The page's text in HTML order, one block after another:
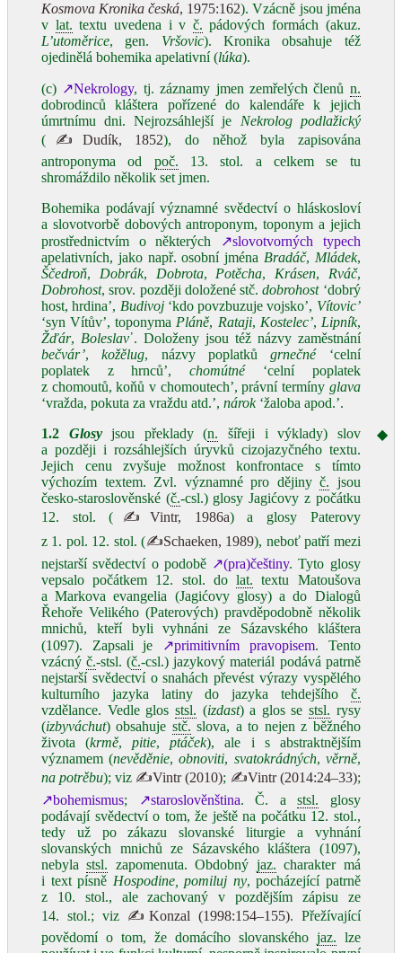
Kosmova Kronika česká, 1975:162). Vzácně jsou jména
v lat. textu uvedena i v č. pádových formách (akuz.
L’utoměrice, gen. Vršovic). Kronika obsahuje též
ojedinělá bohemika apelativní (lúka).
(c) ↗Nekrology, tj. záznamy jmen zemřelých členů n.
dobrodinců kláštera pořízené do kalendáře k jejich
úmrtnímu dni. Nejrozsáhlejší je Nekrolog podlažický
( ✍Dudík, 1852), do něhož byla zapisována
antroponyma od poč. 13. stol. a celkem se tu
shromáždilo několik set jmen.
Bohemika podávají významné svědectví o hláskosloví
a slovotvorbě dobových antroponym, toponym a jejich
prostřednictvím o některých
↗slovotvorných typech
apelativních, jako např. osobní jména Bradáč, Mládek,
Ščedroň, Dobrák, Dobrota, Potěcha, Krásen, Rváč,
Dobrohost, srov. později doložené stč.dobrohost‘dobrý
host, hrdina’, Budivoj‘kdo povzbuzuje vojsko’, Vítovic’
‘syn Vítův’, toponyma Pláně, Rataji, Kostelec’, Lipník,
Žďár, Boleslav᾽. Doloženy jsou též názvy zaměstnání
bečvár’,kožělug, názvy poplatkůgrnečné‘celní
poplatek z hrnců’,chomútné‘celní poplatek
z chomoutů, koňů v chomoutech’, právní termíny glava
‘vražda, pokuta za vraždu atd.’, nárok‘žaloba apod.’.
1.2
Glosyjsou překlady (n. šířeji i výklady) slov
a později i rozsáhlejších úryvků cizojazyčného textu.
Jejich cenu zvyšuje možnost konfrontace s tímto
výchozím textem. Zvl. významné pro dějinyč. jsou
česko‑staroslověnské (č.‑csl.) glosy Jagićovy z počátku
12. stol. ( ✍Vintr, 1986a) a glosy Paterovy
z 1. pol. 12. stol. (✍Schaeken, 1989), neboť patří mezi
nejstarší svědectví o podobě ↗(pra)češtiny. Tyto glosy
vepsalo počátkem 12. stol. dolat. textu Matoušova
a Markova evangelia (Jagićovy glosy) a do Dialogů
Řehoře Velikého (Paterových) pravděpodobně několik
mnichů, kteří byli vyhnáni ze Sázavského kláštera
(1097). Zapsali je
↗primitivním pravopisem. Tento
vzácnýč.‑stsl. (č.‑csl.) jazykový materiál podává patrně
nejstarší svědectví o snahách převést výrazy vyspělého
kulturního jazyka latiny do jazyka tehdejšího č.
vzdělance. Vedle glos stsl. (izdast) a glos sestsl. rysy
(izbyváchut) obsahuje stč. slova, a to nejen z běžného
života (krmě,pitie,ptáček), ale i s abstraktnějším
významem (nevěděnie,obnoviti, svatokrádných, věrně,
na potrěbu); viz ✍Vintr (2010); ✍Vintr (2014:24–33);
↗bohemismus; ↗staroslověnština. Č. astsl. glosy
podávají svědectví o tom, že ještě na počátku 12. stol.,
tedy už po zákazu slovanské liturgie a vyhnání
slovanských mnichů ze Sázavského kláštera (1097),
nebylastsl. zapomenuta. Obdobný jaz. charakter má
i text písně Hospodine, pomiluj ny, pocházející patrně
z 10. stol., ale zachovaný v pozdějším zápisu ze
14. stol.; viz ✍Konzal (1998:154–155). Přežívající
povědomí o tom, že domácího slovanského jaz. lze
◆